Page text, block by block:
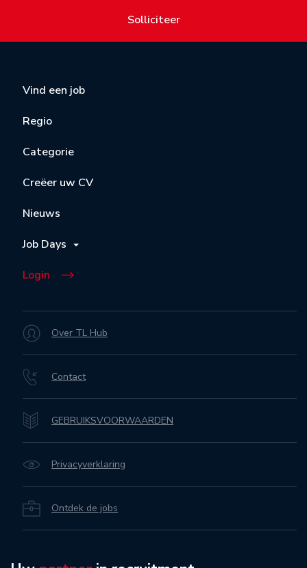
Solliciteer
Vind een job
Regio
Categorie
Creëer uw CV
Nieuws
Job Days
Login
Over TL Hub
Contact
GEBRUIKSVOORWAARDEN
Privacyverklaring
Ontdek de jobs